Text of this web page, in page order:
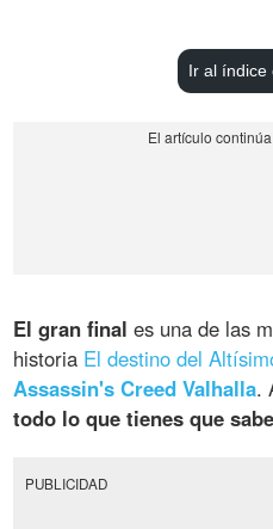
Ir al índice
El gran final es una de las
historia El destino del
Assassin's Creed Valhalla.
todo lo que tienes que
PUBLICIDAD